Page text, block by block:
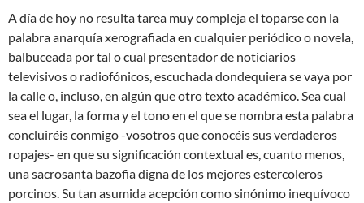
A día de hoy no resulta tarea muy compleja el toparse con la
palabra anarquía xerografiada en cualquier periódico o novela,
balbuceada por tal o cual presentador de noticiarios
televisivos o radiofónicos, escuchada dondequiera se vaya por
la calle o, incluso, en algún que otro texto académico. Sea cual
sea el lugar, la forma y el tono en el que se nombra esta palabra
concluiréis conmigo -vosotros queconocéis sus verdaderos
ropajes- en que su significación contextual es, cuanto menos,
una sacrosanta bazofia digna de los mejores estercoleros
porcinos. Su tan asumida acepción como sinónimo inequívoco